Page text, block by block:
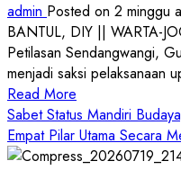
admin Posted on 2 minggu
BANTUL, DIY || WARTA-
Petilasan Sendangwangi,
menjadi saksi pelaksanaan
Read More
more
about
Dihadiri
Sabet Status Mandiri
Empat Pilar Utama Secara